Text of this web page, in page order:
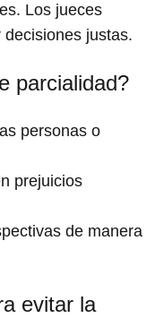
Los jueces
justas.
parcialidad?
personas o
prejuicios
de manera
evitar la